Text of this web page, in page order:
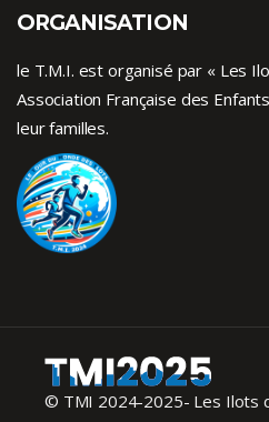
ORGANISATION
le T.M.I. est organisé par « Les
Association Française des Enfants
leur familles.
© TMI 2024-2025- Les Ilots